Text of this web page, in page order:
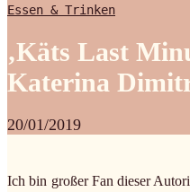
Essen & Trinken
‚Käts Last
Katerina
20/01/2019
Ich bin großer Fan dieser